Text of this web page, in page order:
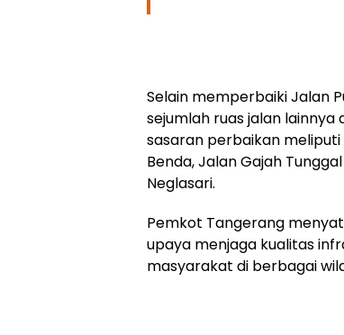
Selain memperbaiki Jalan
sejumlah ruas jalan
sasaran perbaikan meliputi
Benda, Jalan Gajah
Neglasari.
Pemkot Tangerang
upaya menjaga kualitas
masyarakat di berbagai